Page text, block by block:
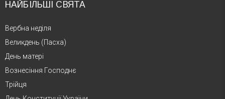
НАЙБІЛЬШІ СВЯТА
Вербна неділя
Великдень (Пасха)
День матері
Вознесіння Господнє
Трійця